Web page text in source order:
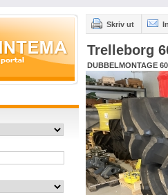
Skriv ut
Trelleborg
DUBBELMONTAGE